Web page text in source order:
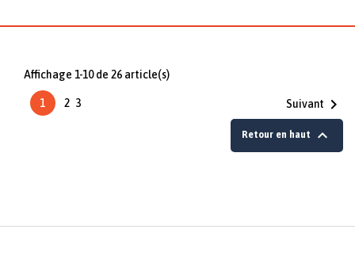
Affichage 1-10 de 26 article(s)
1 2 3 Suivant 
Retour en haut 